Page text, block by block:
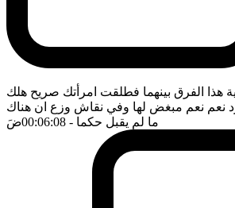
هذا الفرق بينهما فطلقت امرأتك صريح هلك
نعم نعم مبغض لها وفي نقاش وزع ان هناك
ما لم يقبل حكما - 00:06:08 ضَ